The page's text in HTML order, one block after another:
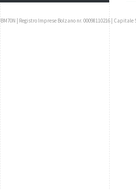
| Registro Imprese Bolzano nr. 00098110216 |